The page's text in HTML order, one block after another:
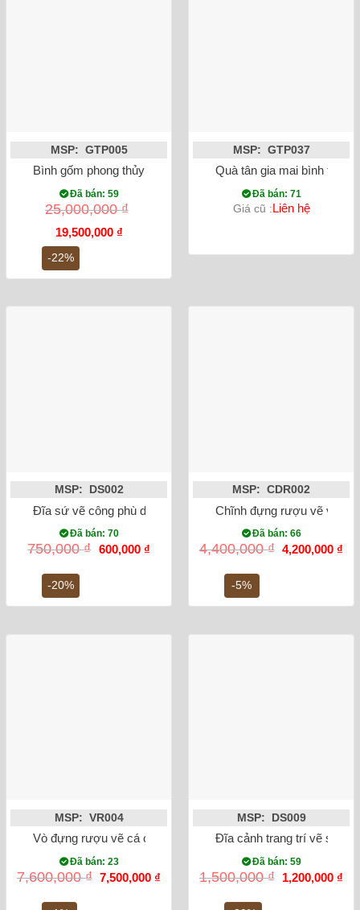
-22%
MSP: GTP005
Bình gốm phong thủy tỏi công đào đắp nổi dát vàng 52cm
Đã bán: 59
25,000,000₫
Giá
gốc
là:
25,000,000 ₫.
19,500,000 ₫Giá
19,500,000 ₫.
MSP: GTP037
Quà tân gia mai bình tích
Đã bán: 71
Giá cũ :Liên hệ
-20%
MSP: DS002
Đĩa sứ vẽ công phù dung
Đã bán: 70
750,000₫ Giá
600,000 ₫Giá
-5%
MSP: CDR002
Chĩnh đựng rượu vẽ văn
Đã bán: 66
4,400,000₫ Giá
gốc
4,200,000 ₫
MSP: VR004
Vò đựng rượu vẽ cá chép hóa rồng
Đã bán: 23
7,600,000₫ Giá
gốc
7,500,000 ₫
MSP: DS009
Đĩa cảnh trang trí vẽ sen
Đã bán: 59
1,500,000₫
Giá
gốc
1,200,000 ₫